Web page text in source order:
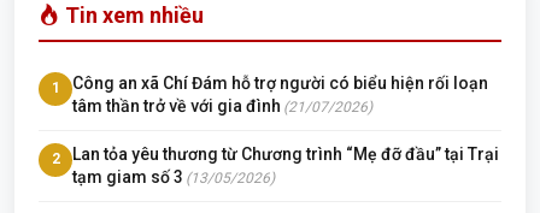
Tin xem nhiều
1
Công an xã Chí Đám hỗ trợ người có biểu hiện rối loạn
tâm thần trở về với gia đình (21/07/2026)
2
Lan tỏa yêu thương từ Chương trình “Mẹ đỡ đầu” tại Trại
tạm giam số 3 (13/05/2026)